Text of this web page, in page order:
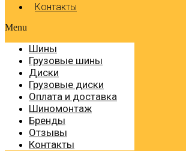
Контакты
Menu
Шины
Грузовые шины
Диски
Грузовые диски
Оплата и доставка
Шиномонтаж
Бренды
Отзывы
Контакты